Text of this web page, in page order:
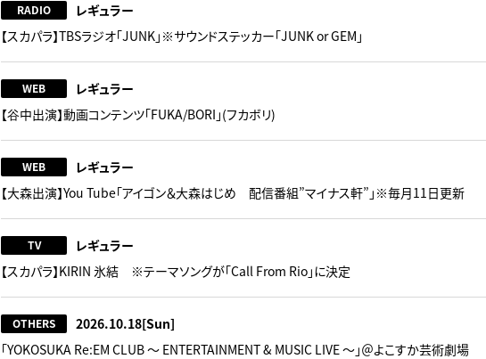
RADIO
レギュラー
【スカパラ】TBSラジオ「JUNK」※サウンドステッカー「JUNK or GEM」
WEB
レギュラー
【谷中出演】動画コンテンツ「FUKA/BORI」(フカボリ)
WEB
レギュラー
【大森出演】You Tube「アイゴン＆大森はじめ 配信番組”マイナス軒”」※毎月11日更新
TV
レギュラー
【スカパラ】KIRIN 氷結 ※テーマソングが「Call From Rio」に決定
OTHERS 2026.10.18[Sun]
「YOKOSUKA Re:EM CLUB ～ ENTERTAINMENT & MUSIC LIVE ～」＠よこすか芸術劇場